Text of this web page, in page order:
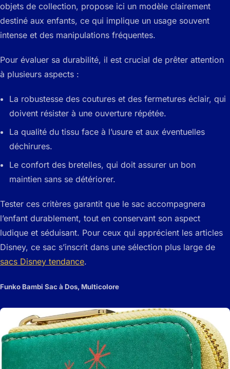
objets de collection, propose ici un modèle clairement
destiné aux enfants, ce qui implique un usage souvent
intense et des manipulations fréquentes.
Pour évaluer sa durabilité, il est crucial de prêter attention
à plusieurs aspects :
La robustesse des coutures et des fermetures éclair, qui
doivent résister à une ouverture répétée.
La qualité du tissu face à l’usure et aux éventuelles
déchirures.
Le confort des bretelles, qui doit assurer un bon
maintien sans se détériorer.
Tester ces critères garantit que le sac accompagnera
l’enfant durablement, tout en conservant son aspect
ludique et séduisant. Pour ceux qui apprécient les articles
Disney, ce sac s’inscrit dans une sélection plus large de
sacs Disney tendance.
Funko Bambi Sac à Dos, Multicolore